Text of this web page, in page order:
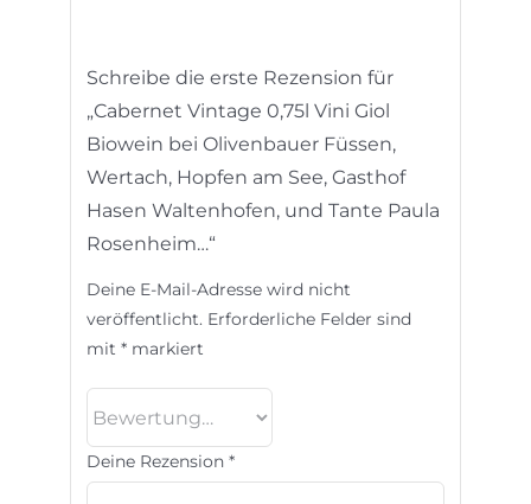
Schreibe die erste Rezension für
„Cabernet Vintage 0,75l Vini Giol
Biowein bei Olivenbauer Füssen,
Wertach, Hopfen am See, Gasthof
Hasen Waltenhofen, und Tante Paula
Rosenheim…“
Deine E-Mail-Adresse wird nicht
veröffentlicht. Erforderliche Felder sind
mit* markiert
Deine Rezension*